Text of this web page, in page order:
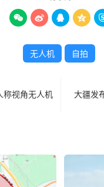
   
无人机 自拍
称视角无人机
大疆发